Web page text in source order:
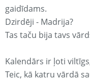
gaidīdams.
Dzirdēji - Madrija?
Tas taču bija tavs
Kalendārs ir ļoti
Teic, kā katru vārdā